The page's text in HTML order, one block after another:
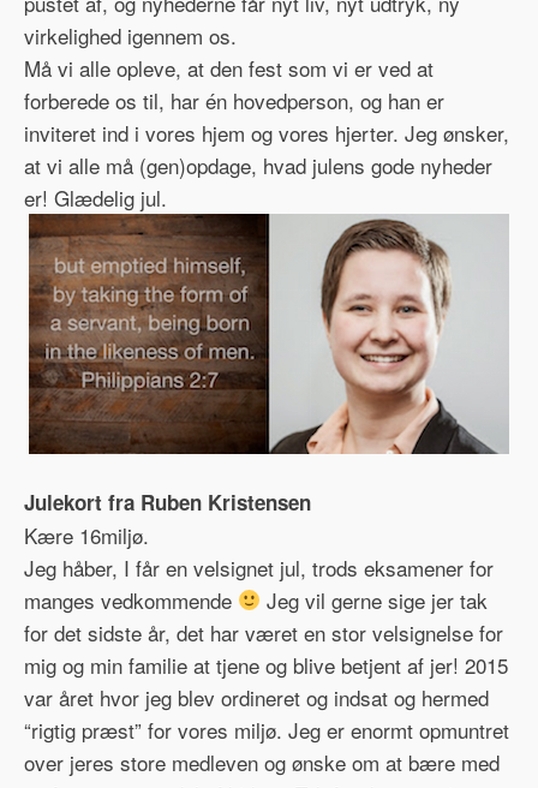
virkelighed igennem os.
Må vi alle opleve, at den fest som vi er ved at
forberede os til, har én hovedperson, og han er
inviteret ind i vores hjem og vores hjerter. Jeg ønsker,
at vi alle må (gen)opdage, hvad julens gode nyheder
er! Glædelig jul.
Julekort fra Ruben Kristensen
Kære 16miljø.
Jeg håber, I får en velsignet jul, trods eksamener for
manges vedkommende
Jeg vil gerne sige jer tak
for det sidste år, det har været en stor velsignelse for
mig og min familie at tjene og blive betjent af jer! 2015
var året hvor jeg blev ordineret og indsat og hermed
“rigtig præst” for vores miljø. Jeg er enormt opmuntret
over jeres store medleven og ønske om at bære med